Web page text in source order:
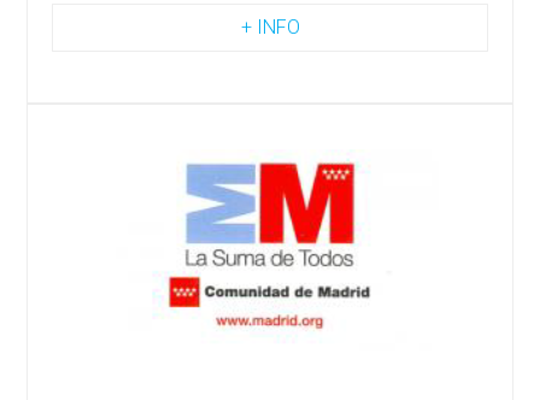
+ INFO